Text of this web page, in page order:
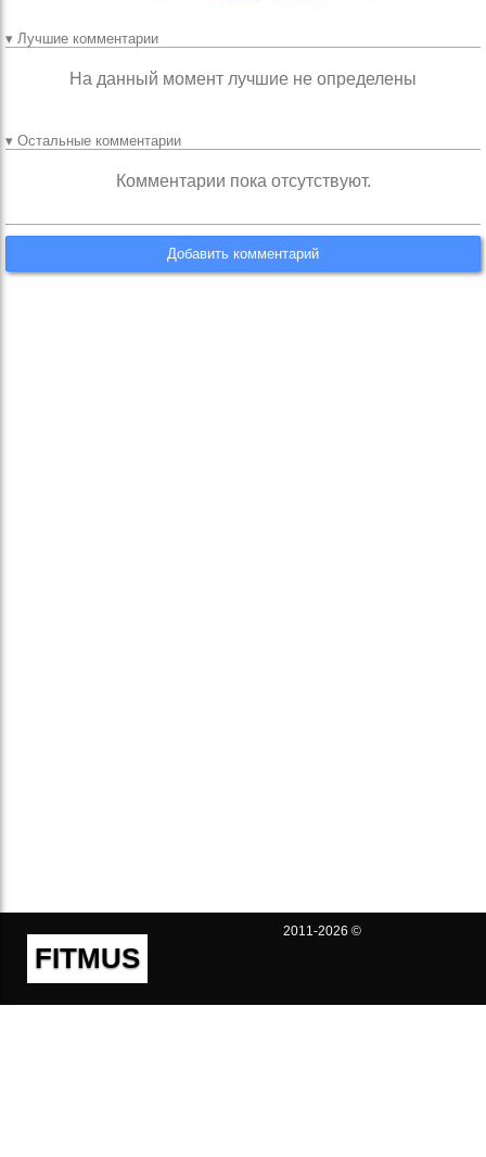
▾ Лучшие комментарии
На данный момент лучшие не определены
▾ Остальные комментарии
Комментарии пока отсутствуют.
Добавить комментарий
FITMUS
2011-2026 ©